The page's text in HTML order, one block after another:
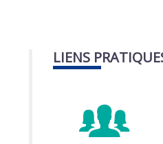
LIENS